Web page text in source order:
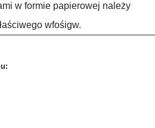
w formie papierowej należy
wfośigw.